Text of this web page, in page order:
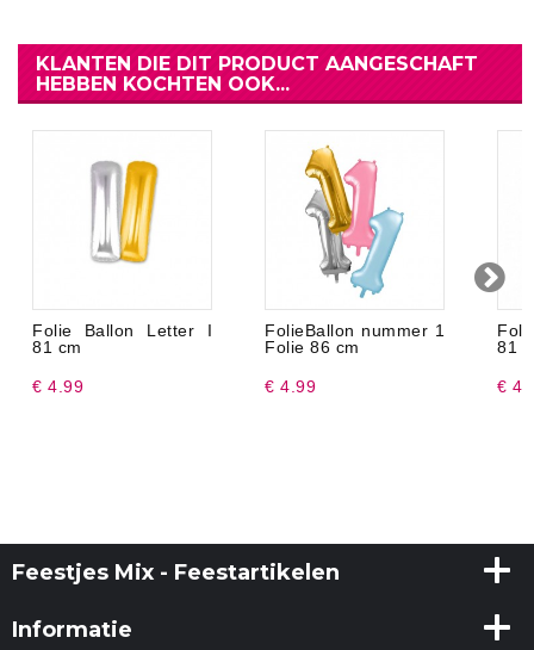
KLANTEN DIE DIT PRODUCT AANGESCHAFT
HEBBEN KOCHTEN OOK...
Folie Ballon Letter I
81 cm
€ 4.99
FolieBallon nummer 1
Folie 86 cm
€ 4.99
81
€
Feestjes Mix - Feestartikelen
Informatie